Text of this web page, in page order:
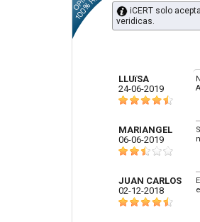
iCERT solo
veridicas.
LLUïSA
24-06-2019
MARIANGEL
06-06-2019
JUAN CARLOS
02-12-2018